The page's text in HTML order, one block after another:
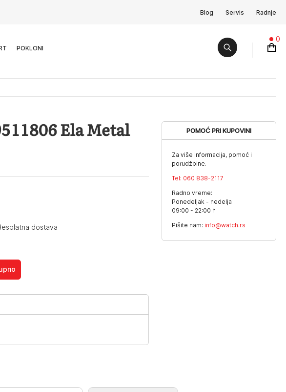
Blog Servis Radnje
POKLONI
0
Ela Metal
dostava
POMOĆ PRI KUPOVINI
Za više informacija, pomoć i
porudžbine.
Tel: 060 838-2117
Radno vreme:
Ponedeljak - nedelja
09:00 - 22:00 h
Pišite nam: info@watch.rs